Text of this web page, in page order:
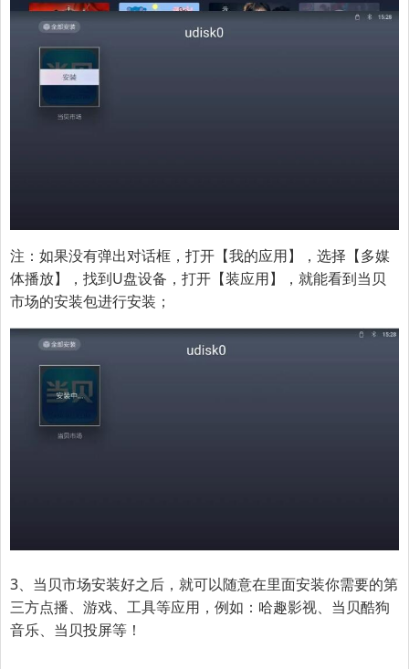
注：如果没有弹出对话框，打开【我的应用】，选择【多媒
体播放】，找到U盘设备，打开【装应用】，就能看到当贝
市场的安装包进行安装；
3、当贝市场安装好之后，就可以随意在里面安装你需要的第
三方点播、游戏、工具等应用，例如：哈趣影视、当贝酷狗
音乐、当贝投屏等！